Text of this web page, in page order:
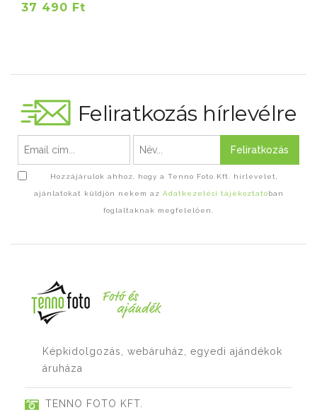
37 490 Ft
Feliratkozás hírlevélre
Feliratkozás
Hozzájárulok ahhoz, hogy a Tenno Foto Kft. hírlevelet,
ajánlatokat küldjön nekem az Adatkezelési tájékoztatóban
foglaltaknak megfelelően.
Képkidolgozás, webáruház, egyedi ajándékok
áruháza
TENNO FOTO KFT.